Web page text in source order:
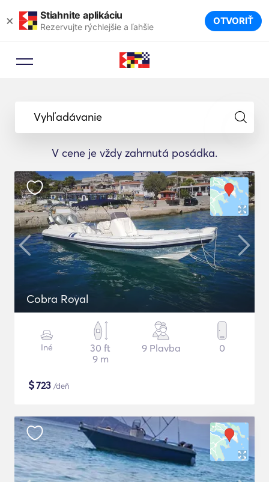
× Stiahnite aplikáciu
Rezervujte rýchlejšie a ľahšie OTVORIŤ
Vyhľadávanie
V cene je vždy zahrnutá posádka.
Cobra Royal
Iné
30 ft
9 m
9 Plavba 0
$723 /deň